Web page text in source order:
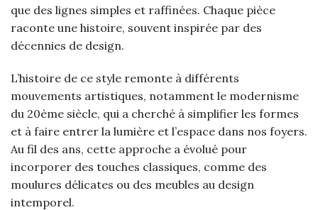
que des lignes simples et raffinées. Chaque pièce
raconte une histoire, souvent inspirée par des
décennies de design.
L’histoire de ce style remonte à différents
mouvements artistiques, notamment le modernisme
du 20ème siècle, qui a cherché à simplifier les formes
et à faire entrer la lumière et l’espace dans nos foyers.
Au fil des ans, cette approche a évolué pour
incorporer des touches classiques, comme des
moulures délicates ou des meubles au design
intemporel.